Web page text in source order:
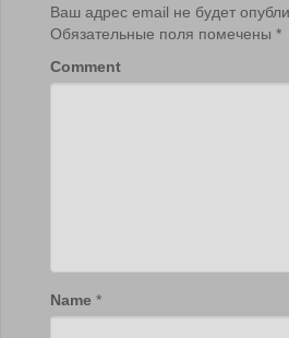
Ваш адрес email не будет
Обязательные поля помечены *
Comment
Name *